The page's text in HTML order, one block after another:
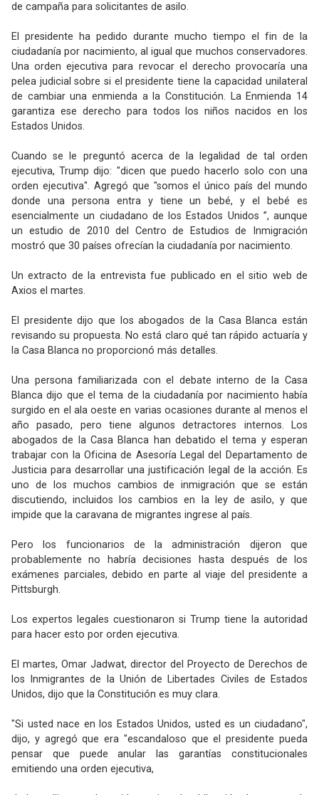
de campaña para solicitantes de asilo.
El presidente ha pedido durante mucho tiempo el fin de la
ciudadanía por nacimiento, al igual que muchos conservadores.
Una orden ejecutiva para revocar el derecho provocaría una
pelea judicial sobre si el presidente tiene la capacidad unilateral
de cambiar una enmienda a la Constitución. La Enmienda 14
garantiza ese derecho para todos los niños nacidos en los
Estados Unidos.
Cuando se le preguntó acerca de la legalidad de tal orden
ejecutiva, Trump dijo: "dicen que puedo hacerlo solo con una
orden ejecutiva". Agregó que "somos el único país del mundo
donde una persona entra y tiene un bebé, y el bebé es
esencialmente un ciudadano de los Estados Unidos ”, aunque
un estudio de 2010 del Centro de Estudios de Inmigración
mostró que 30 países ofrecían la ciudadanía por nacimiento.
Un extracto de la entrevista fue publicado en el sitio web de
Axios el martes.
El presidente dijo que los abogados de la Casa Blanca están
revisando su propuesta. No está claro qué tan rápido actuaría y
la Casa Blanca no proporcionó más detalles.
Una persona familiarizada con el debate interno de la Casa
Blanca dijo que el tema de la ciudadanía por nacimiento había
surgido en el ala oeste en varias ocasiones durante al menos el
año pasado, pero tiene algunos detractores internos. Los
abogados de la Casa Blanca han debatido el tema y esperan
trabajar con la Oficina de Asesoría Legal del Departamento de
Justicia para desarrollar una justificación legal de la acción. Es
uno de los muchos cambios de inmigración que se están
discutiendo, incluidos los cambios en la ley de asilo, y que
impide que la caravana de migrantes ingrese al país.
Pero los funcionarios de la administración dijeron que
probablemente no habría decisiones hasta después de los
exámenes parciales, debido en parte al viaje del presidente a
Pittsburgh.
Los expertos legales cuestionaron si Trump tiene la autoridad
para hacer esto por orden ejecutiva.
El martes, Omar Jadwat, director del Proyecto de Derechos de
los Inmigrantes de la Unión de Libertades Civiles de Estados
Unidos, dijo que la Constitución es muy clara.
"Si usted nace en los Estados Unidos, usted es un ciudadano",
dijo, y agregó que era "escandaloso que el presidente pueda
pensar que puede anular las garantías constitucionales
emitiendo una orden ejecutiva,